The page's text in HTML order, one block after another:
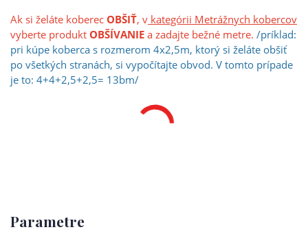
Ak si želáte koberec OBŠIŤ, v kategórii Metrážnych kobercov
vyberte produkt OBŠÍVANIEa zadajte bežné metre. /príklad:
pri kúpe koberca s rozmerom 4x2,5m, ktorý si želáte obšiť
po všetkých stranách, si vypočítajte obvod. V tomto prípade
je to: 4+4+2,5+2,5= 13bm/
Parametre